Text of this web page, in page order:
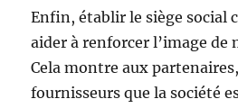
Enfin, établir le siège social
aider à renforcer l’image de
Cela montre aux
fournisseurs que la société